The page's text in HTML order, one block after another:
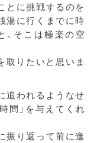
とに挑戦するのを
湯に行くまでに時
、そこは極楽の空
取りたいと思いま
追われるようなせ
間」を与えてくれ
振り返って前に進